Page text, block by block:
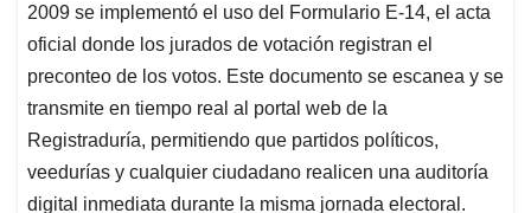
2009 se implementó el uso del Formulario E-14, el acta
oficial donde los jurados de votación registran el
preconteo de los votos. Este documento se escanea y se
transmite en tiempo real al portal web de la
Registraduría, permitiendo que partidos políticos,
veedurías y cualquier ciudadano realicen una auditoría
digital inmediata durante la misma jornada electoral.